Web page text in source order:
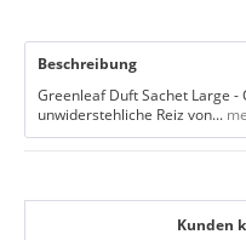
Beschreibung
Greenleaf Duft Sachet Large -
unwiderstehliche Reiz von...
Kunden